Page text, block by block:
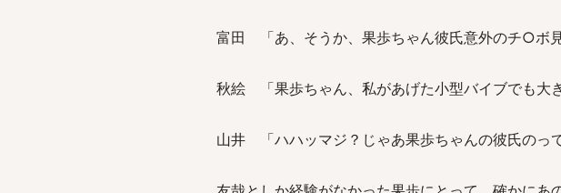
富田 「あ、そうか、果歩ちゃん彼氏意外のチ○ボ見
秋絵 「果歩ちゃん、私があげた小型バイブでも大
山井 「ハハッマジ？じゃあ果歩ちゃんの彼氏のっ